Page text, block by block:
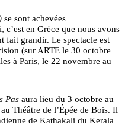
se sont achevées
en Grèce que nous avons
fait grandir. Le spectacle est
(sur ARTE le 30 octobre
à Paris, le 22 novembre au
Pasaura lieu du 3 octobre au
Théâtre de l’Épée de Bois. Il
de Kathakali du Kerala